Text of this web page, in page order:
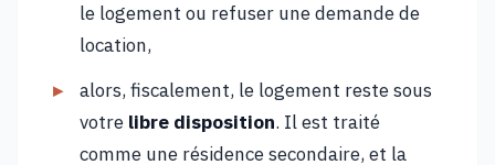
le logement ou refuser une demande de
location,
alors, fiscalement, le logement reste sous
votre libre disposition. Il est traité
comme une résidence secondaire, et la